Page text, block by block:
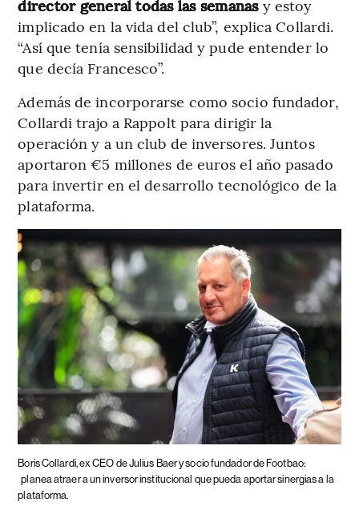
director general todas las semanasy estoy
implicado en la vida del club”, explica Collardi.
“Así que tenía sensibilidad y pude entender lo
que decía Francesco”.
Además de incorporarse como socio fundador,
Collardi trajo a Rappolt para dirigir la
operación y a un club de inversores. Juntos
aportaron €5 millones de euros el año pasado
para invertir en el desarrollo tecnológico de la
plataforma.
Boris Collardi, ex CEO de Julius Baer y socio fundador de Footbao:
planea atraer a un inversor institucional que pueda aportar sinergias a la
plataforma.